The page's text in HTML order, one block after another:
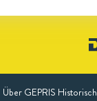
Über GEPRIS Historisch